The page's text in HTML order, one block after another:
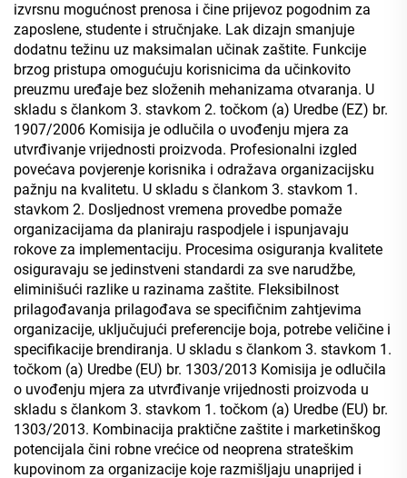
izvrsnu mogućnost prenosa i čine prijevoz pogodnim za
zaposlene, studente i stručnjake. Lak dizajn smanjuje
dodatnu težinu uz maksimalan učinak zaštite. Funkcije
brzog pristupa omogućuju korisnicima da učinkovito
preuzmu uređaje bez složenih mehanizama otvaranja. U
skladu s člankom 3. stavkom 2. točkom (a) Uredbe (EZ) br.
1907/2006 Komisija je odlučila o uvođenju mjera za
utvrđivanje vrijednosti proizvoda. Profesionalni izgled
povećava povjerenje korisnika i odražava organizacijsku
pažnju na kvalitetu. U skladu s člankom 3. stavkom 1.
stavkom 2. Dosljednost vremena provedbe pomaže
organizacijama da planiraju raspodjele i ispunjavaju
rokove za implementaciju. Procesima osiguranja kvalitete
osiguravaju se jedinstveni standardi za sve narudžbe,
eliminišući razlike u razinama zaštite. Fleksibilnost
prilagođavanja prilagođava se specifičnim zahtjevima
organizacije, uključujući preferencije boja, potrebe veličine i
specifikacije brendiranja. U skladu s člankom 3. stavkom 1.
točkom (a) Uredbe (EU) br. 1303/2013 Komisija je odlučila
o uvođenju mjera za utvrđivanje vrijednosti proizvoda u
skladu s člankom 3. stavkom 1. točkom (a) Uredbe (EU) br.
1303/2013. Kombinacija praktične zaštite i marketinškog
potencijala čini robne vrećice od neoprena strateškim
kupovinom za organizacije koje razmišljaju unaprijed i